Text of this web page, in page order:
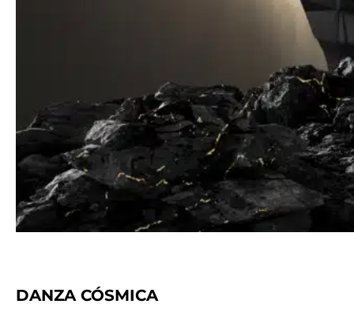
DANZA CÓSMICA